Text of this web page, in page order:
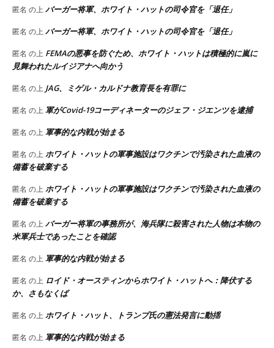
匿名 の上 バーガー将軍、ホワイト・ハットの司令官を「退任」
匿名 の上 バーガー将軍、ホワイト・ハットの司令官を「退任」
匿名 の上 FEMAの悪事を防ぐため、ホワイト・ハットは積極的に嵐に
見舞われたルイジアナへ向かう
匿名 の上 JAG、ミゲル・カルドナ教育長を有罪に
匿名 の上 軍がCovid-19コーディネーターのジェフ・ジエンツを逮捕
匿名 の上 軍事的な内戦が始まる
匿名 の上 ホワイト・ハットの軍事施設はワクチンで汚染された血液の
備蓄を破棄する
匿名 の上 ホワイト・ハットの軍事施設はワクチンで汚染された血液の
備蓄を破棄する
匿名 の上 バーガー将軍の事務所が、海兵隊に殺害された人物は本物の
米軍兵士であったことを確認
匿名 の上 軍事的な内戦が始まる
匿名 の上 ロイド・オースティンからホワイト・ハットへ：降伏する
か、さもなくば
匿名 の上 ホワイト・ハット、トランプ氏の憲法発言に動揺
匿名 の上 軍事的な内戦が始まる